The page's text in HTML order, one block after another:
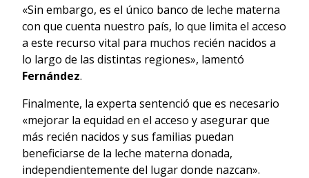
«Sin embargo, es el único banco de leche materna
con que cuenta nuestro país, lo que limita el acceso
a este recurso vital para muchos recién nacidos a
lo largo de las distintas regiones», lamentó
Fernández.
Finalmente, la experta sentenció que es necesario
«mejorar la equidad en el acceso y asegurar que
más recién nacidos y sus familias puedan
beneficiarse de la leche materna donada,
independientemente del lugar donde nazcan».